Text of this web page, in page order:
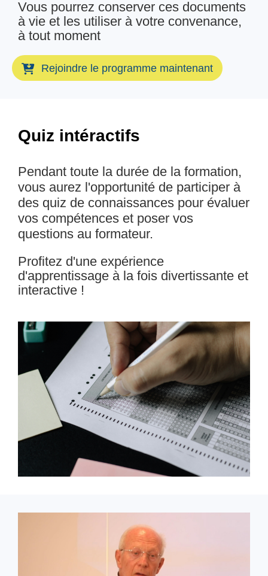
Vous pourrez conserver ces documents
à vie et les utiliser à votre convenance,
à tout moment
Rejoindre le programme maintenant
Quiz intéractifs
Pendant toute la durée de la formation,
vous aurez l'opportunité de participer à
des quiz de connaissances pour évaluer
vos compétences et poser vos
questions au formateur.
Profitez d'une expérience
d'apprentissage à la fois divertissante et
interactive !